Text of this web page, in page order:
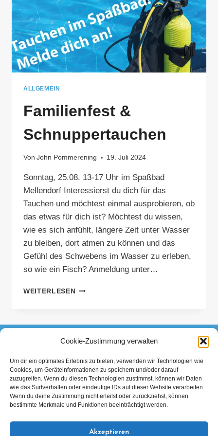
Cookie-Zustimmung verwalten
Um dir ein optimales Erlebnis zu bieten, verwenden wir Technologien wie
Cookies, um Geräteinformationen zu speichern und/oder darauf
zuzugreifen. Wenn du diesen Technologien zustimmst, können wir Daten
wie das Surfverhalten oder eindeutige IDs auf dieser Website verarbeiten.
Wenn du deine Zustimmung nicht erteilst oder zurückziehst, können
bestimmte Merkmale und Funktionen beeinträchtigt werden.
Akzeptieren
ALLGEMEIN
Familienfest &
Schnuppertauchen
Von John Pommerening 19. Juli 2024
Sonntag, 25.08. 13-17 Uhr im Spaßbad
Mellendorf Interessierst du dich für das
Tauchen und möchtest einmal ausprobieren, ob
das etwas für dich ist? Möchtest du wissen,
wie es sich anfühlt, längere Zeit unter Wasser
zu bleiben, dort atmen zu können und das
Gefühl des Schwebens im Wasser zu erleben,
so wie ein Fisch? Anmeldung unter…
WEITERLESENFAMILIENFEST
Datenschutzerklärung Impressum